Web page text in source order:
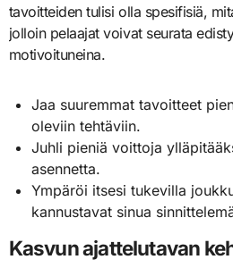
tavoitteiden tulisi olla spesifisiä,
jolloin pelaajat voivat seurata
motivoituneina.
Jaa suuremmat tavoitteet
oleviin tehtäviin.
Juhli pieniä voittoja
asennetta.
Ympäröi itsesi tukevilla
kannustavat sinua
Kasvun ajattelutavan